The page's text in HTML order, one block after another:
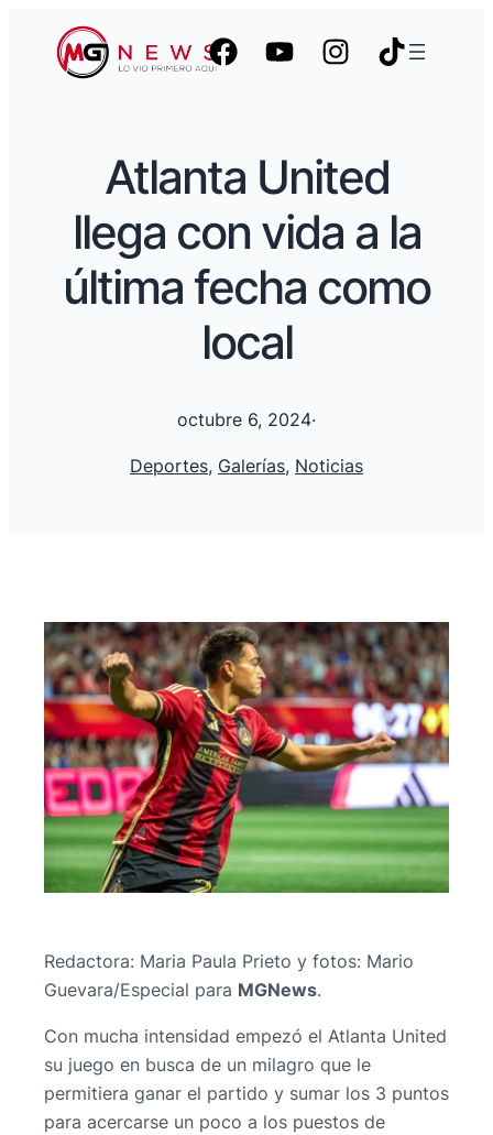
Atlanta United
llega con vida a la
última fecha como
local
octubre 6, 2024·
Deportes, Galerías, Noticias
Redactora: Maria Paula Prieto y fotos: Mario
Guevara/Especial para MGNews.
Con mucha intensidad empezó el Atlanta United
su juego en busca de un milagro que le
permitiera ganar el partido y sumar los 3 puntos
para acercarse un poco a los puestos de